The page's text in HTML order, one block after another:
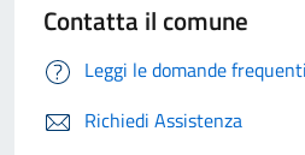
Contatta il comune
Leggi le domande frequenti
Richiedi Assistenza